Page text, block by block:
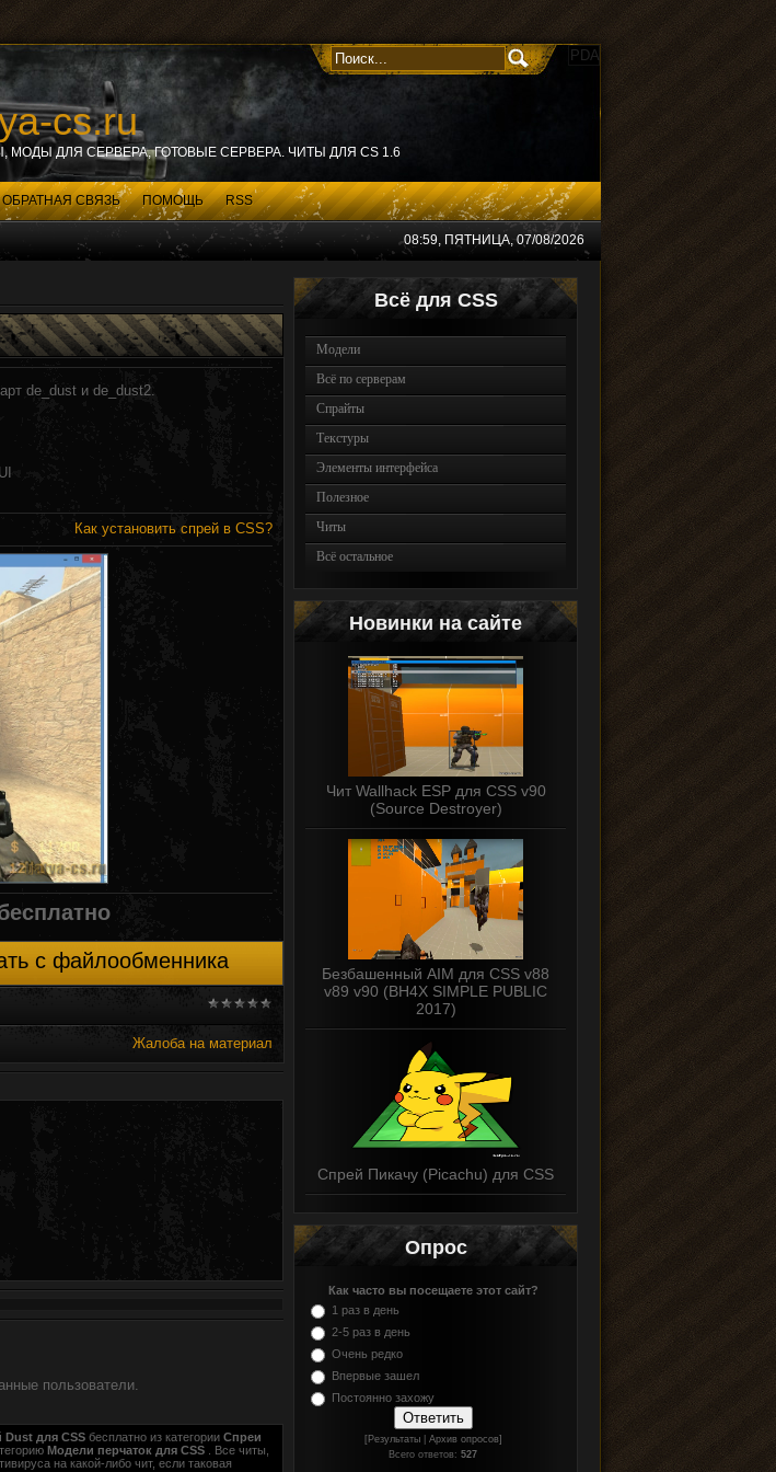
PDA
cs.ru
МОДЫ ДЛЯ СЕРВЕРА, ГОТОВЫЕ СЕРВЕРА. ЧИТЫ ДЛЯ CS 1.6
ОБРАТНАЯ СВЯЗЬ ПОМОЩЬ RSS
08:59, ПЯТНИЦА, 07/08/2026
de_dust и de_dust2.
Как установить спрей в CSS?
с файлообменника
Жалоба на материал
пользователи.
Dust для CSS бесплатно из категории Спреи
Модели перчаток для CSS
. Все читы,
на какой-либо чит, если таковая
Всё для CSS
Модели
Всё по серверам
Спрайты
Текстуры
Элементы интерфейса
Полезное
Читы
Всё остальное
Новинки на сайте
Чит Wallhack ESP для CSS v90
(Source Destroyer)
Безбашенный AIM для CSS v88
v89 v90 (BH4X SIMPLE PUBLIC
2017)
Спрей Пикачу (Picachu) для CSS
Опрос
Как часто вы посещаете этот сайт?
1 раз в день
2-5 раз в день
Очень редко
Впервые зашел
Постоянно захожу
[Результаты| Архив опросов]
Всего ответов:527